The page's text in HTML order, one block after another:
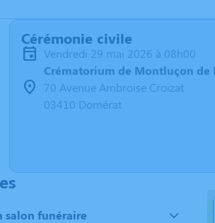
Cérémonie civile
vendredi 29 mai 2026 à 08h00
Crématorium de Montluçon de
70 Avenue Ambroise Croizat
03410 Domérat
salon funéraire